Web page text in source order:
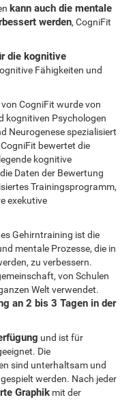
kann auch die mentale
werden, CogniFit
die kognitive
Fähigkeiten und
CogniFit wurde von
kognitiven Psychologen
Neurogenese spezialisiert
bewertet die
kognitive
Daten der Bewertung
Trainingsprogramm,
exekutive
Gehirntraining ist die
mentale Prozesse, die in
zu verbessern.
von Schulen
Welt verwendet.
an 2 bis 3 Tagen in der
und ist für
Die
sind unterhaltsam und
werden. Nach jeder
Graphik mit der